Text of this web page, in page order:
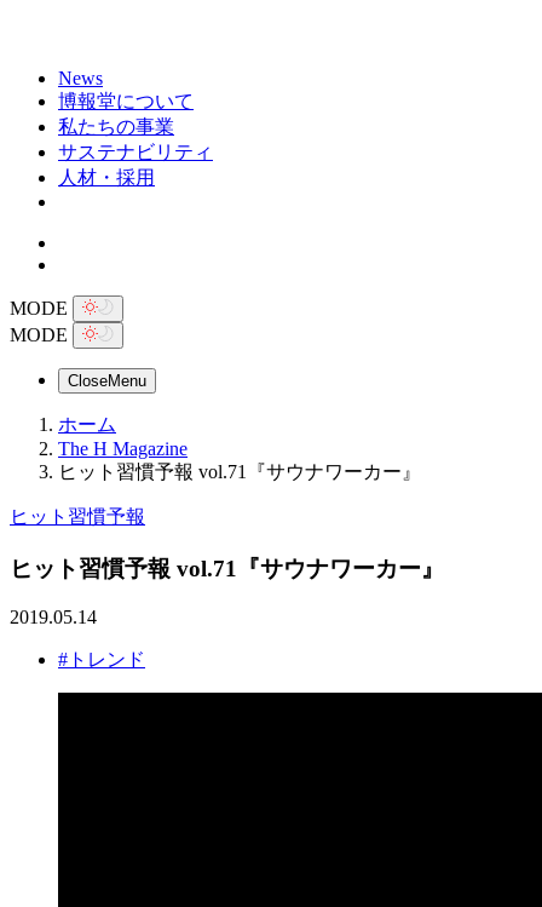
News
博報堂について
私たちの事業
サステナビリティ
人材・採用
MODE
MODE
CloseMenu
ホーム
The H Magazine
ヒット習慣予報 vol.71『サウナワーカー』
ヒット習慣予報
ヒット習慣予報 vol.71『サウナワーカー』
2019.05.14
#トレンド